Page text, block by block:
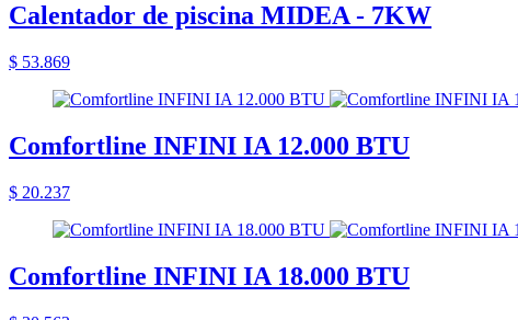
Calentador de piscina MIDEA - 7KW
$ 53.869
Comfortline INFINI IA 12.000 BTU
$ 20.237
Comfortline INFINI IA 18.000 BTU